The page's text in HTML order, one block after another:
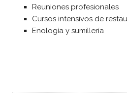
Reuniones profesionales
Cursos intensivos de
Enología y sumillería